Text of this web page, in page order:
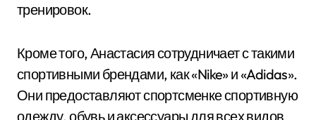
тренировок.
Кроме того, Анастасия сотрудничает с такими
спортивными брендами, как «Nike» и «Adidas».
Они предоставляют спортсменке спортивную
одежду, обувь и аксессуары для всех видов